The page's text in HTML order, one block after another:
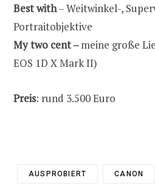
Best with– Weitwinkel-,
Portraitobjektive
My two cent –meine große
EOS 1D X Mark II)
Preis: rund 3.500 Euro
AUSPROBIERT CANON